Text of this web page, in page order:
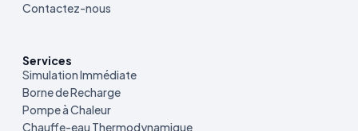
Contactez-nous
Services
Simulation Immédiate
Borne de Recharge
Pompe à Chaleur
Chauffe-eau Thermodynamique